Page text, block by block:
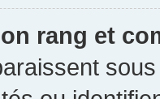
rang et